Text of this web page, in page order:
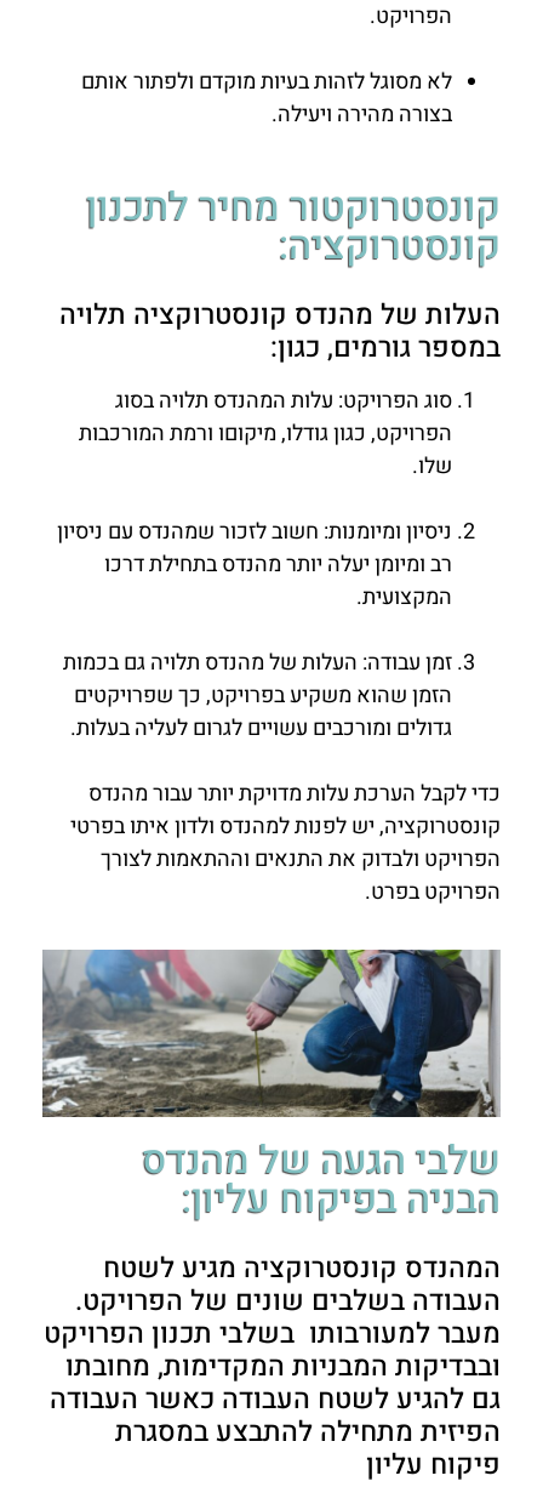
הפרויקט.
לא מסוגל לזהות בעיות מוקדם ולפתור אותם
בצורה מהירה ויעילה.
קונסטרוקטור מחיר לתכנון
קונסטרוקציה:
העלות של מהנדס קונסטרוקציה תלויה
במספר גורמים, כגון:
סוג הפרויקט: עלות המהנדס תלויה בסוג
הפרויקט, כגון גודלו, מיקוםו ורמת המורכבות
שלו.
ניסיון ומיומנות: חשוב לזכור שמהנדס עם ניסיון
רב ומיומן יעלה יותר מהנדס בתחילת דרכו
המקצועית.
זמן עבודה: העלות של מהנדס תלויה גם בכמות
הזמן שהוא משקיע בפרויקט, כך שפרויקטים
גדולים ומורכבים עשויים לגרום לעליה בעלות.
כדי לקבל הערכת עלות מדויקת יותר עבור מהנדס
קונסטרוקציה, יש לפנות למהנדס ולדון איתו בפרטי
הפרויקט ולבדוק את התנאים וההתאמות לצורך
הפרויקט בפרט.
שלבי הגעה של מהנדס
הבניה בפיקוח עליון:
המהנדס קונסטרוקציה מגיע לשטח
העבודה בשלבים שונים של הפרויקט.
מעבר למעורבותו בשלבי תכנון הפרויקט
ובבדיקות המבניות המקדימות, מחובתו
גם להגיע לשטח העבודה כאשר העבודה
הפיזית מתחילה להתבצע במסגרת
פיקוח עליון